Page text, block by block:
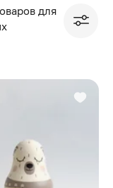
для